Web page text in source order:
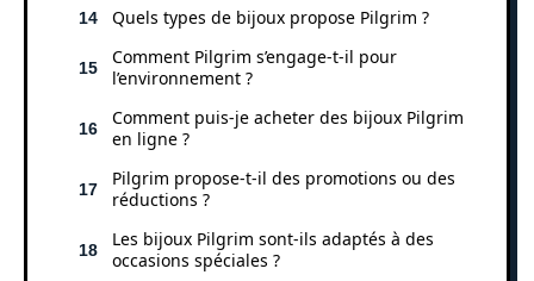
Quels types de bijoux propose Pilgrim ?
Comment Pilgrim s’engage-t-il pour
l’environnement ?
Comment puis-je acheter des bijoux Pilgrim
en ligne ?
Pilgrim propose-t-il des promotions ou des
réductions ?
Les bijoux Pilgrim sont-ils adaptés à des
occasions spéciales ?